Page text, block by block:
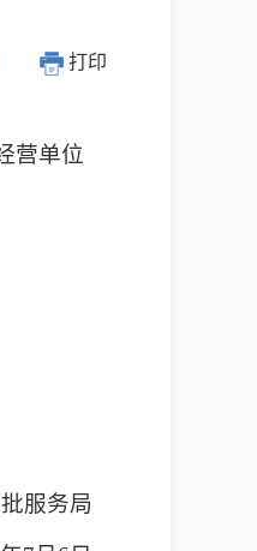
打印
营单位
服务局